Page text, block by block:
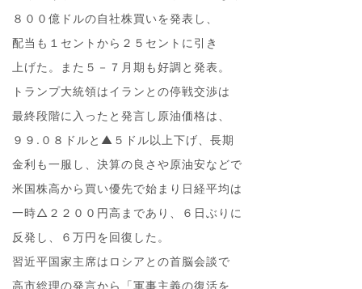
８００億ドルの自社株買いを発表し、
配当も１セントから２５セントに引き
上げた。また５－７月期も好調と発表。
トランプ大統領はイランとの停戦交渉は
最終段階に入ったと発言し原油価格は、
９９.０８ドルと▲５ドル以上下げ、長期
金利も一服し、決算の良さや原油安などで
米国株高から買い優先で始まり日経平均は
一時△２２００円高まであり、６日ぶりに
反発し、６万円を回復した。
習近平国家主席はロシアとの首脳会談で
高市総理の発言から「軍事主義の復活を